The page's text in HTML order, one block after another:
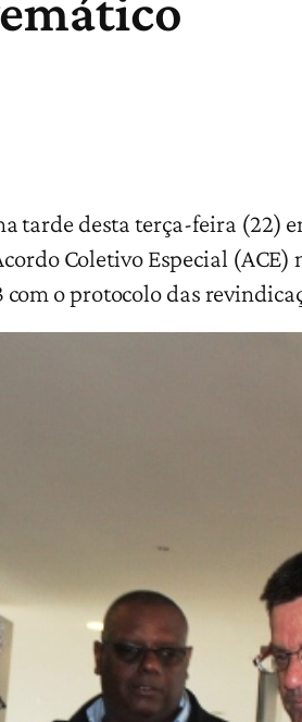
tarde desta terça-feira (22)
Coletivo Especial
o protocolo das